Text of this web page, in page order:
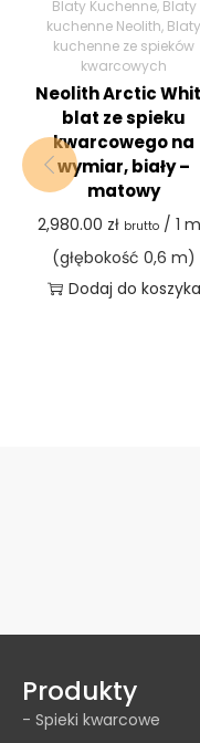
Blaty Kuchenne, Blaty
kuchenne Neolith, Blaty
kuchenne ze spieków
kwarcowych
Neolith Arctic
blat ze spieku
kwarcowego na
wymiar, biały –
matowy
2,980.00 zł brutto/ 1
(głębokość 0,6 m)
Dodaj do koszyka
Produkty
- Spieki kwarcowe